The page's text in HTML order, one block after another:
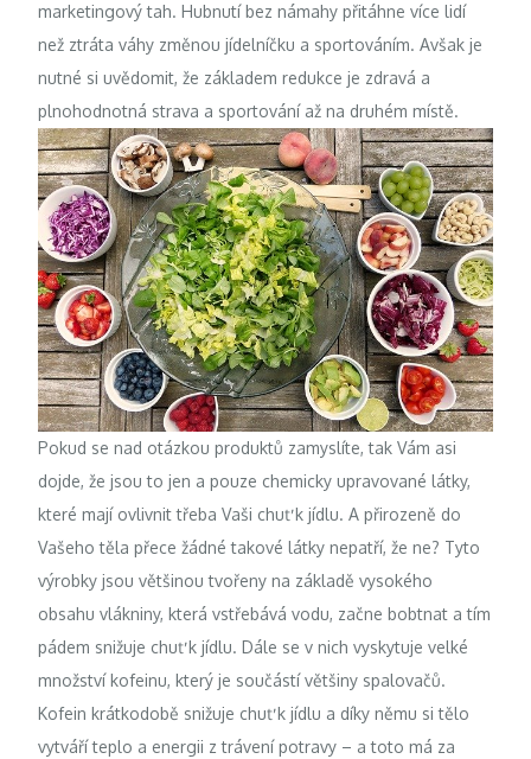
marketingový tah. Hubnutí bez námahy přitáhne více lidí
než ztráta váhy změnou jídelníčku a sportováním. Avšak je
nutné si uvědomit, že základem redukce je zdravá a
plnohodnotná strava a sportování až na druhém místě.
Pokud se nad otázkou produktů zamyslíte, tak Vám asi
dojde, že jsou to jen a pouze chemicky upravované látky,
které mají ovlivnit třeba Vaši chuť k jídlu. A přirozeně do
Vašeho těla přece žádné takové látky nepatří, že ne? Tyto
výrobky jsou většinou tvořeny na základě vysokého
obsahu vlákniny, která vstřebává vodu, začne bobtnat a tím
pádem snižuje chuť k jídlu. Dále se v nich vyskytuje velké
množství kofeinu, který je součástí většiny spalovačů.
Kofein krátkodobě snižuje chuť k jídlu a díky němu si tělo
vytváří teplo a energii z trávení potravy – a toto má za